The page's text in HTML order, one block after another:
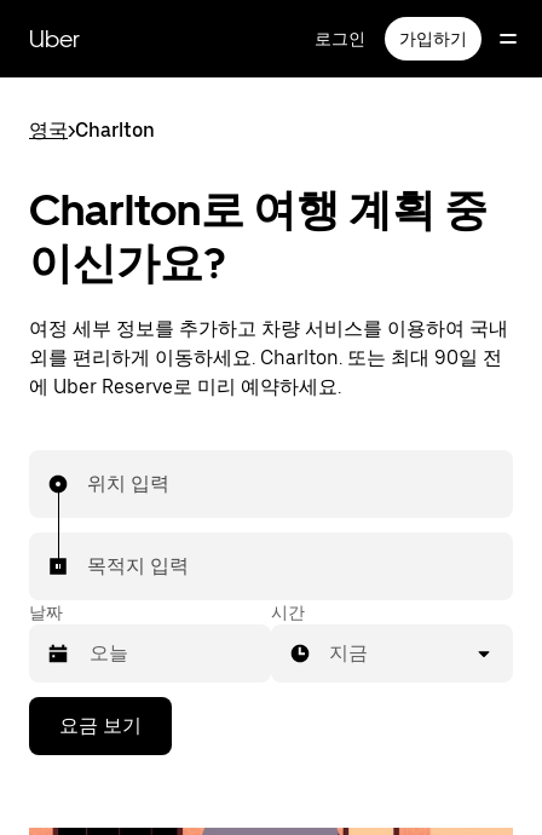
Uber 로그인 가입하기
영국>Charlton
Charlton로 여행 계획 중
이신가요?
여정 세부 정보를 추가하고 차량 서비스를 이용하여 국내
외를 편리하게 이동하세요. Charlton. 또는 최대 90일 전
에 Uber Reserve로 미리 예약하세요.
위치 입력
목적지 입력
날짜 시간
지금
요금 보기